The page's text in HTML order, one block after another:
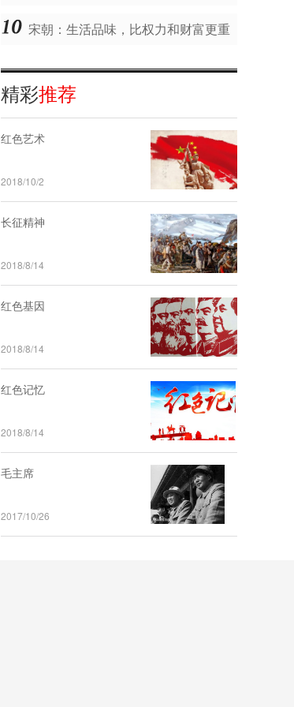
宋朝：生活品味，比权力和财富更重
精彩推荐
红色艺术
2018/10/2
长征精神
2018/8/14
红色基因
2018/8/14
红色记忆
2018/8/14
毛主席
2017/10/26